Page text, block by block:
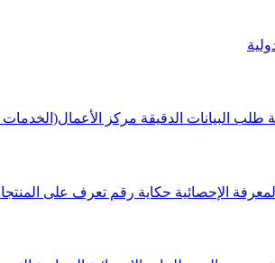
طلب البيانات الدقيقة مركز الأعمال(الخدمات
الإحصائية حكاية رقم تعرف على